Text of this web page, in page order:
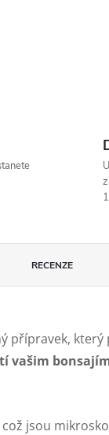
RECENZE
přípravek, který
vašim
což jsou